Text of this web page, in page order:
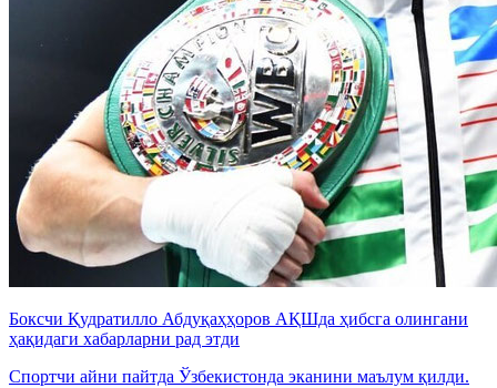
Боксчи Қудратилло Абдуқаҳҳоров АҚШда ҳибсга олингани
ҳақидаги хабарларни рад этди
Спортчи айни пайтда Ўзбекистонда эканини маълум қилди.